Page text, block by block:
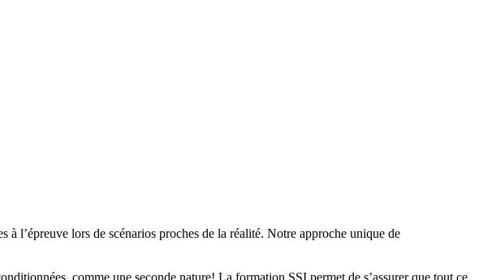
l’épreuve lors de scénarios proches de la réalité. Notre approche unique de